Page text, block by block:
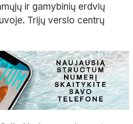
ir gamybinių erdvių
Trijų verslo centrų